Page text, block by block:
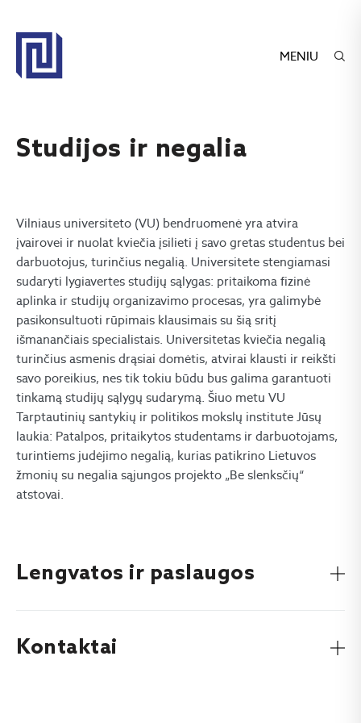
MENIU
Studijos ir negalia
Vilniaus universiteto (VU) bendruomenė yra atvira
įvairovei ir nuolat kviečia įsilieti į savo gretas studentus bei
darbuotojus, turinčius negalią. Universitete stengiamasi
sudaryti lygiavertes studijų sąlygas: pritaikoma fizinė
aplinka ir studijų organizavimo procesas, yra galimybė
pasikonsultuoti rūpimais klausimais su šią sritį
išmanančiais specialistais. Universitetas kviečia negalią
turinčius asmenis drąsiai domėtis, atvirai klausti ir reikšti
savo poreikius, nes tik tokiu būdu bus galima garantuoti
tinkamą studijų sąlygų sudarymą. Šiuo metu VU
Tarptautinių santykių ir politikos mokslų institute Jūsų
laukia: Patalpos, pritaikytos studentams ir darbuotojams,
turintiems judėjimo negalią, kurias patikrino Lietuvos
žmonių su negalia sąjungos projekto „Be slenksčių“
atstovai.
Lengvatos ir paslaugos
Negalią turintiems Vilniaus universiteto bendruomenės
Kontaktai